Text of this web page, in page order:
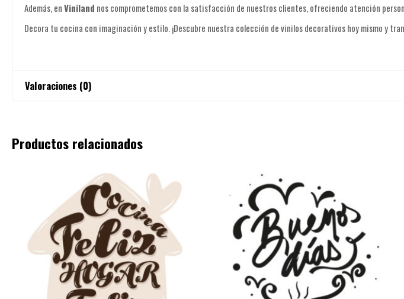
Además, enViniland nos comprometemos con la satisfacción de nuestros clientes, ofreciendo atención
Decora tu cocina con imaginación y estilo. ¡Descubre nuestra colección de vinilos decorativos hoy mismo y
Valoraciones (0)
Sé el primero en valorar “Vinilo decorativo para Cocinas · Ref. 8011”
Tu dirección de correo electrónico no será publicada. Los campos obligatorios están marcados con
Tu puntuación*
Tu valoración
*
Productos relacionados